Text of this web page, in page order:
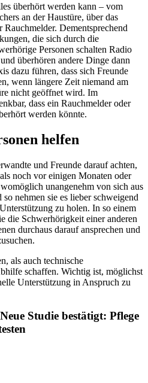
überhört werden kann – vom
an der Haustüre, über das
Dementsprechend
die sich durch die
Personen schalten Radio
überhören andere Dinge dann
dazu führen, dass sich Freunde
wenn längere Zeit niemand am
nicht geöffnet wird. Im
dass ein Rauchmelder oder
werden könnte.
helfen
und Freunde darauf achten,
noch vor einigen Monaten oder
unangenehm von sich aus
nehmen sie es lieber schweigend
zu holen. In so einem
die Schwerhörigkeit einer anderen
durchaus darauf ansprechen und
als auch technische
schaffen. Wichtig ist, möglichst
Unterstützung in Anspruch zu
Neue Studie bestätigt: Pflege